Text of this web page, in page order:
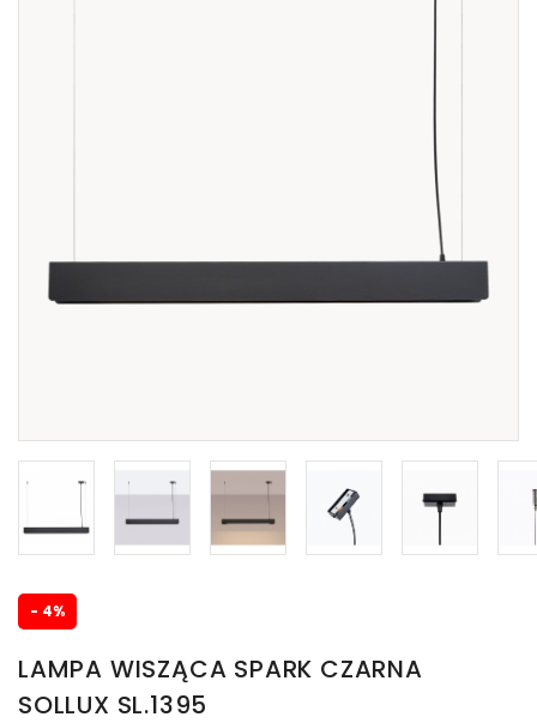
- 4%
LAMPA WISZĄCA SPARK CZARNA
SOLLUX SL.1395